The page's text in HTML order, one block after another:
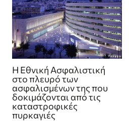
Η Εθνική Ασφαλιστική
στο πλευρό των
ασφαλισμένων της που
δοκιμάζονται από τις
καταστροφικές
πυρκαγιές